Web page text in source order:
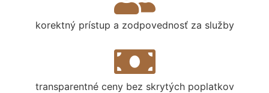
korektný prístup a zodpovednosť za služby
transparentné ceny bez skrytých poplatkov